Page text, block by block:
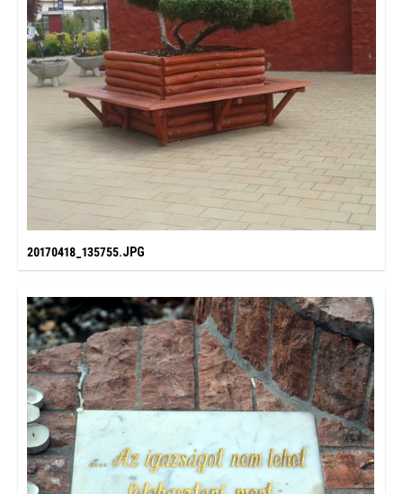
20170418_135755.JPG